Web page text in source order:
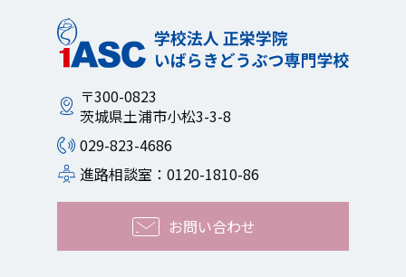
〒300-0823
茨城県土浦市小松3-3-8
029-823-4686
進路相談室：0120-1810-86
お問い合わせ